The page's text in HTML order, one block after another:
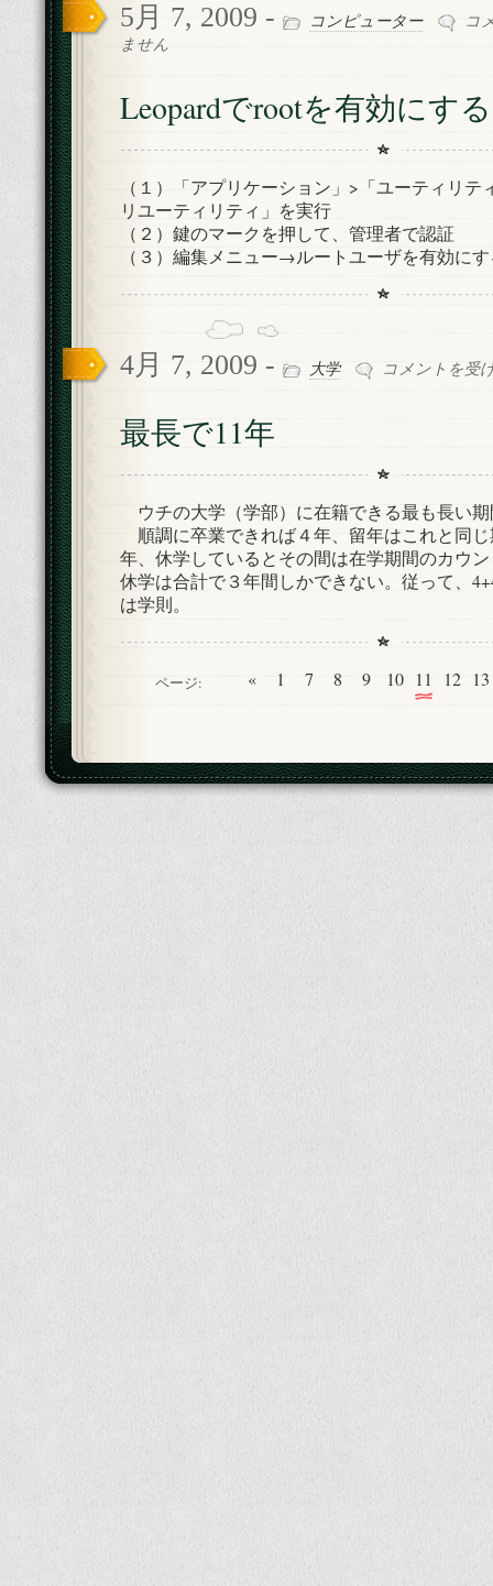
5月 7, 2009 - コンピューター
有
効
に
る
コ
ません
Leopardでrootを有効にする
（１）「アプリケーション」>「ユーティリテ
リユーティリティ」を実行
（２）鍵のマークを押して、管理者で認証
（３）編集メニュー→ルートユーザを有効に
4月 7, 2009 - 大学
最
は
コメントを受
最長で11年
ウチの大学（学部）に在籍できる最も長い期
順調に卒業できれば４年、留年はこれと同
年、休学しているとその間は在学期間のカウ
休学は合計で３年間しかできない。従って、
は学則。
ページ: « 1 7 8 9 10 11 12 13